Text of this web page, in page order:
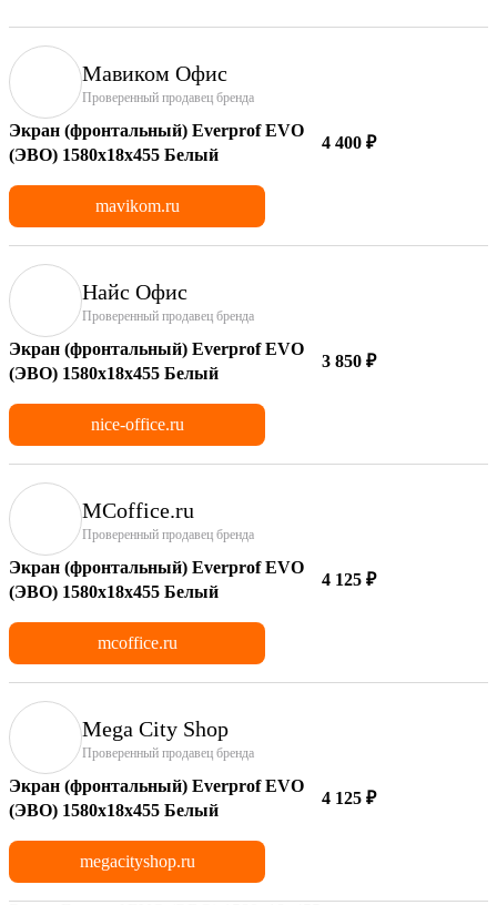
Мавиком Офис
Проверенный продавец бренда
Экран (фронтальный) Everprof EVO
(ЭВО) 1580х18x455 Белый
4 400 ₽
mavikom.ru
Найс Офис
Проверенный продавец бренда
Экран (фронтальный) Everprof EVO
(ЭВО) 1580х18x455 Белый
3 850 ₽
nice-office.ru
MCoffice.ru
Проверенный продавец бренда
Экран (фронтальный) Everprof EVO
(ЭВО) 1580х18x455 Белый
4 125 ₽
mcoffice.ru
Mega City Shop
Проверенный продавец бренда
Экран (фронтальный) Everprof EVO
(ЭВО) 1580х18x455 Белый
4 125 ₽
megacityshop.ru